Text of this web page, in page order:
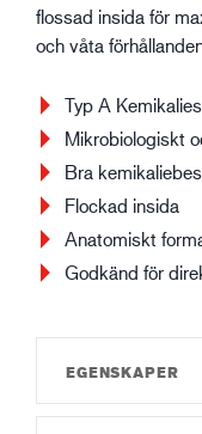
flossad insida för
och våta
Typ A
Mikrobiologiskt
Bra
Flockad insida
Anatomiskt
Godkänd för
EGENSKAPER